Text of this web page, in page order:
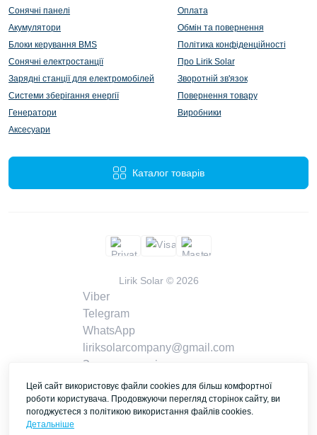
Сонячні панелі
Акумулятори
Блоки керування BMS
Сонячні електростанції
Зарядні станції для електромобілей
Системи зберігання енергії
Генератори
Аксесуари
Оплата
Обмін та повернення
Політика конфіденційності
Про Lirik Solar
Зворотній зв'язок
Повернення товару
Виробники
Каталог товарів
Lirik Solar © 2026
Viber
Telegram
WhatsApp
liriksolarcompany@gmail.com
Замовити дзвінок
Контакти
Цей сайт використовує файли cookies для більш комфортної
роботи користувача. Продовжуючи перегляд сторінок сайту, ви
погоджуєтеся з політикою використання файлів cookies.
Детальніше